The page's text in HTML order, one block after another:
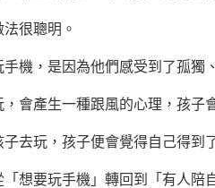
很聰明。
，是因為他們感受到了孤獨
產生一種跟風的心理，孩子
玩，孩子便會覺得自己得到
要玩手機」轉回到「有人陪